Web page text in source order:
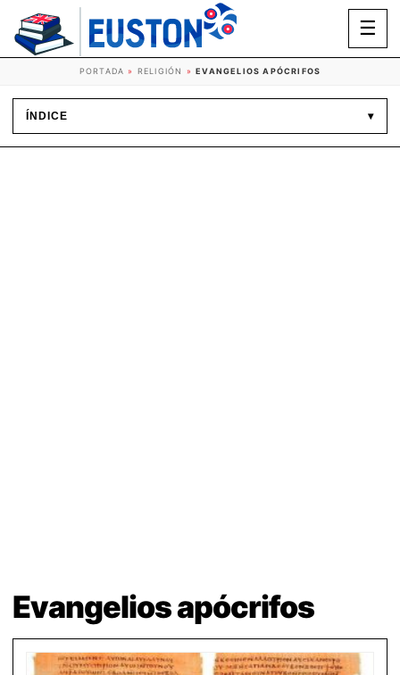
☰
PORTADA » RELIGIÓN »EVANGELIOS APÓCRIFOS
ÍNDICE ▾
Evangelios apócrifos